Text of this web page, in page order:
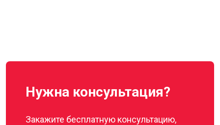
Нужна консультация?
Закажите бесплатную консультацию,